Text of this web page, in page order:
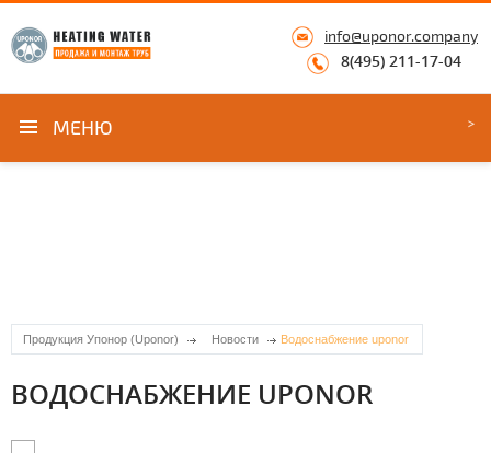
info@uponor.company
8(495) 211-17-04
МЕНЮ
Продукция Упонор (Uponor) Новости Водоснабжение uponor
ВОДОСНАБЖЕНИЕ UPONOR